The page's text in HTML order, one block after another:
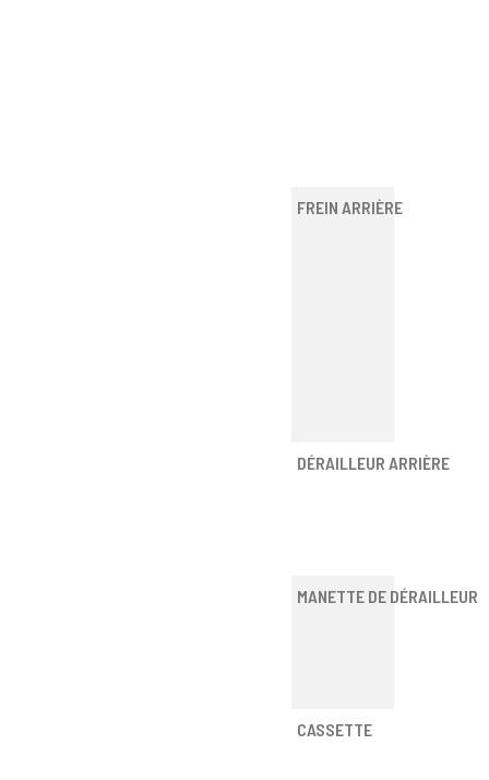
FREIN ARRIÈRE
DÉRAILLEUR ARRIÈRE
MANETTE DE DÉRAILLEUR
CASSETTE